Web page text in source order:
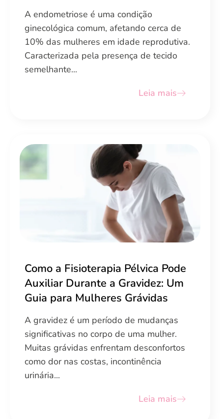
A endometriose é uma condição
ginecológica comum, afetando cerca de
10% das mulheres em idade reprodutiva.
Caracterizada pela presença de tecido
semelhante...
Leia mais
Como a Fisioterapia Pélvica Pode
Auxiliar Durante a Gravidez: Um
Guia para Mulheres Grávidas
A gravidez é um período de mudanças
significativas no corpo de uma mulher.
Muitas grávidas enfrentam desconfortos
como dor nas costas, incontinência
urinária...
Leia mais